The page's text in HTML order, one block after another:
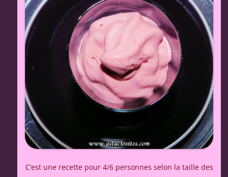
C’est une recette pour 4/6 personnes selon la taille des